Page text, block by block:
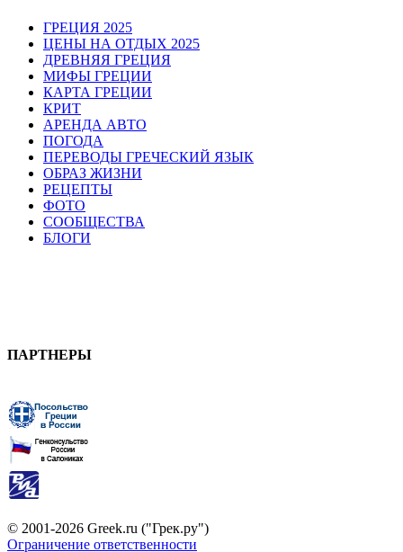
ГРЕЦИЯ 2025
ЦЕНЫ НА ОТДЫХ 2025
ДРЕВНЯЯ ГРЕЦИЯ
МИФЫ ГРЕЦИИ
КАРТА ГРЕЦИИ
КРИТ
АРЕНДА АВТО
ПОГОДА
ПЕРЕВОДЫ ГРЕЧЕСКИЙ ЯЗЫК
ОБРАЗ ЖИЗНИ
РЕЦЕПТЫ
ФОТО
СООБЩЕСТВА
БЛОГИ
ПАРТНЕРЫ
© 2001-2026 Greek.ru ("Грек.ру")
Ограничение ответственности